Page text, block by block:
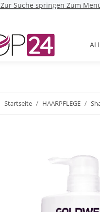
Zur Suche springen Zum
Startseite HAARPFLEGE